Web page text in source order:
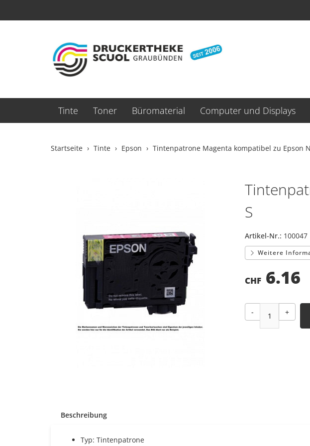
Tinte Toner Büromaterial Computer und Displays
Startseite Tinte Epson Tintenpatrone Magenta kompatibel zu Epson
S
Artikel-Nr.: 100047
Weitere
CHF 6.16
- +
Beschreibung
Typ: Tintenpatrone